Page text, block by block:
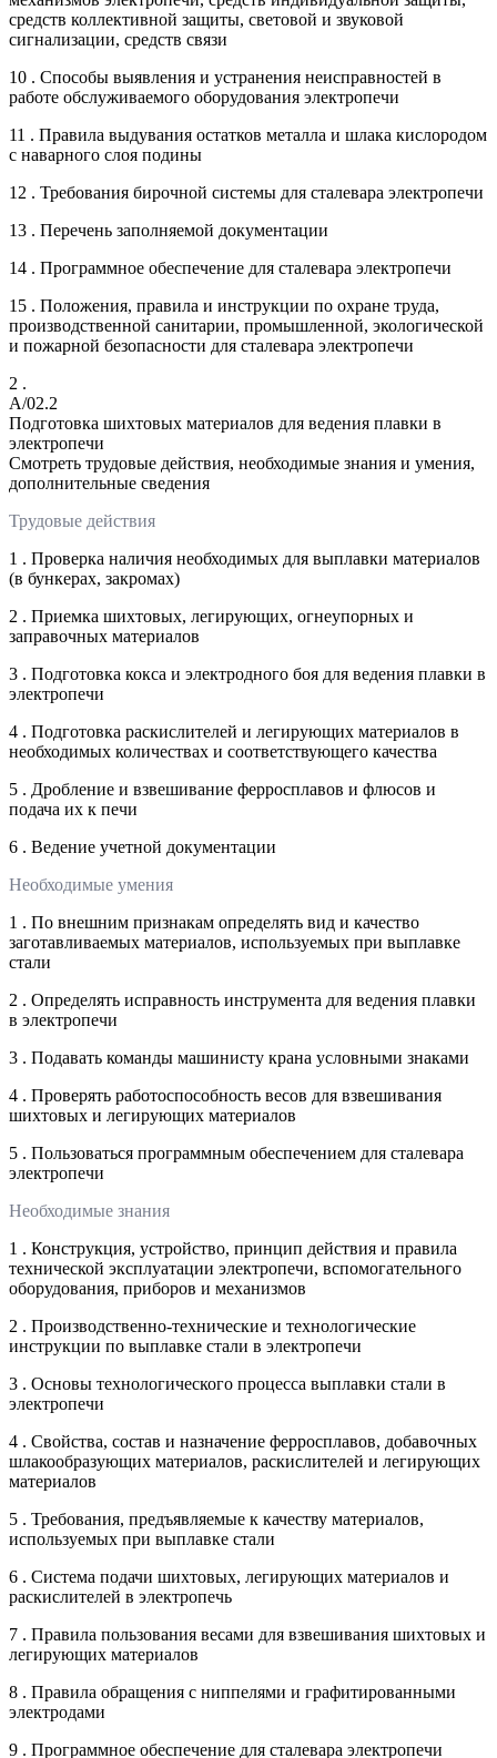
средств коллективной защиты, световой и звуковой
сигнализации, средств связи
10 . Способы выявления и устранения неисправностей в
работе обслуживаемого оборудования электропечи
11 . Правила выдувания остатков металла и шлака кислородом
с наварного слоя подины
12 . Требования бирочной системы для сталевара электропечи
13 . Перечень заполняемой документации
14 . Программное обеспечение для сталевара электропечи
15 . Положения, правила и инструкции по охране труда,
производственной санитарии, промышленной, экологической
и пожарной безопасности для сталевара электропечи
2 .
A/02.2
Подготовка шихтовых материалов для ведения плавки в
электропечи
Смотреть трудовые действия, необходимые знания и умения,
дополнительные сведения
Трудовые действия
1 . Проверка наличия необходимых для выплавки материалов
(в бункерах, закромах)
2 . Приемка шихтовых, легирующих, огнеупорных и
заправочных материалов
3 . Подготовка кокса и электродного боя для ведения плавки в
электропечи
4 . Подготовка раскислителей и легирующих материалов в
необходимых количествах и соответствующего качества
5 . Дробление и взвешивание ферросплавов и флюсов и
подача их к печи
6 . Ведение учетной документации
Необходимые умения
1 . По внешним признакам определять вид и качество
заготавливаемых материалов, используемых при выплавке
стали
2 . Определять исправность инструмента для ведения плавки
в электропечи
3 . Подавать команды машинисту крана условными знаками
4 . Проверять работоспособность весов для взвешивания
шихтовых и легирующих материалов
5 . Пользоваться программным обеспечением для сталевара
электропечи
Необходимые знания
1 . Конструкция, устройство, принцип действия и правила
технической эксплуатации электропечи, вспомогательного
оборудования, приборов и механизмов
2 . Производственно-технические и технологические
инструкции по выплавке стали в электропечи
3 . Основы технологического процесса выплавки стали в
электропечи
4 . Свойства, состав и назначение ферросплавов, добавочных
шлакообразующих материалов, раскислителей и легирующих
материалов
5 . Требования, предъявляемые к качеству материалов,
используемых при выплавке стали
6 . Система подачи шихтовых, легирующих материалов и
раскислителей в электропечь
7 . Правила пользования весами для взвешивания шихтовых и
легирующих материалов
8 . Правила обращения с ниппелями и графитированными
электродами
9 . Программное обеспечение для сталевара электропечи